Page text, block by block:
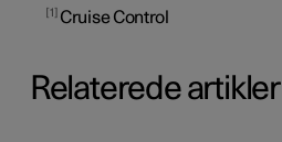
1 Cruise Control
Relaterede artikler